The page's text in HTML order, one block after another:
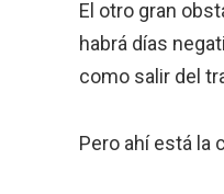
El otro gran
habrá días
como salir del
Pero ahí está la